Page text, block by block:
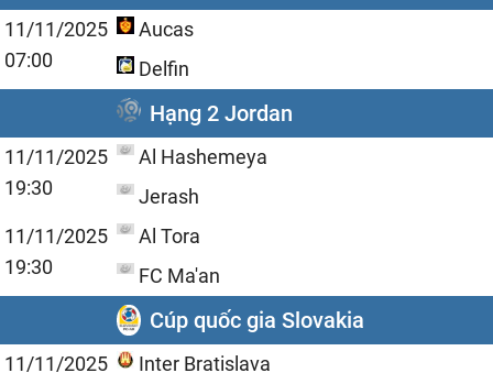
11/11/2025
07:00
Aucas
Delfin
Hạng 2 Jordan
11/11/2025
19:30
Al Hashemeya
Jerash
11/11/2025
19:30
Al Tora
FC Ma'an
Cúp quốc gia Slovakia
11/11/2025
Inter Bratislava